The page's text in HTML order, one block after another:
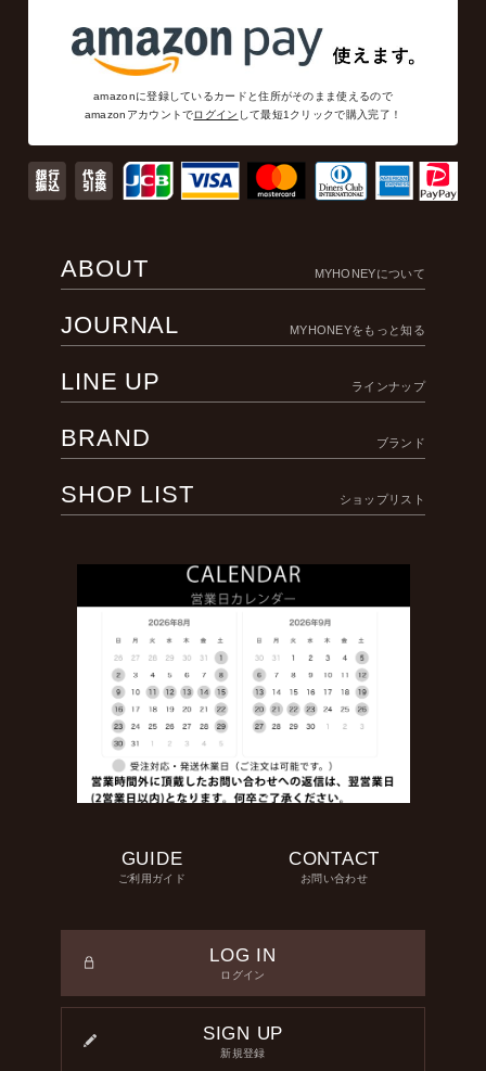
amazonに登録しているカードと住所がそのまま使えるので
amazonアカウントでログイン して最短1クリックで購入完了！
ABOUT MYHONEYについて
JOURNAL MYHONEYをもっと知る
LINE UP ラインナップ
BRAND ブランド
SHOP LIST ショップリスト
GUIDE
ご利用ガイド
CONTACT
お問い合わせ
LOG IN
ログイン
SIGN UP
新規登録